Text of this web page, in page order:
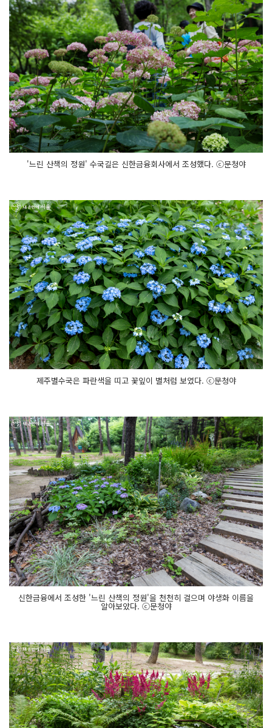
'느린 산책의 정원' 수국길은 신한금융회사에서 조성했다. ⓒ문청야
제주별수국은 파란색을 띠고 꽃잎이 별처럼 보였다. ⓒ문청야
신한금융에서 조성한 '느린 산책의 정원'을 천천히 걸으며 야생화 이름을
알아보았다. ⓒ문청야